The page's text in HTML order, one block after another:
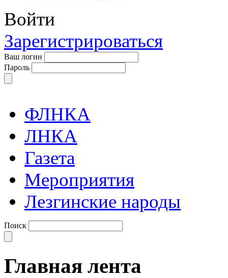
Войти
Зарегистрироваться
Ваш логин
Пароль
ФЛНКА
ЛНКА
Газета
Мероприятия
Лезгинские народы
Поиск
Главная лента